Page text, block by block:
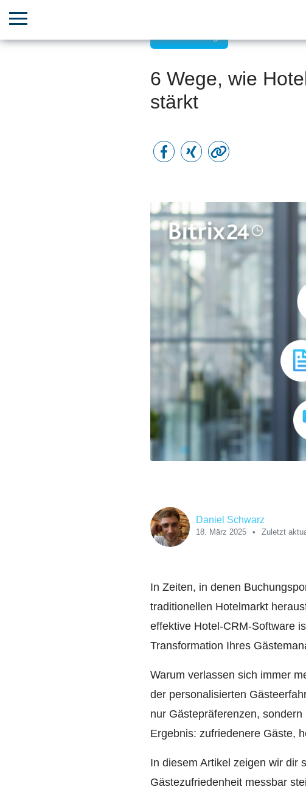
6 Wege, wie
stärkt
Daniel Schwarz
18. März 2025 Zuletzt
In Zeiten, in denen
traditionellen Hotelmarkt
effektive Hotel-CRM-Software
Transformation Ihres
Warum verlassen sich immer
der personalisierten
nur Gästepräferenzen,
Ergebnis: zufriedenere Gäste,
In diesem Artikel zeigen wir dir
Gästezufriedenheit messbar